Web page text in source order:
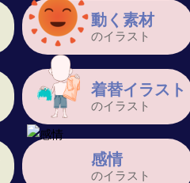
動く素材
のイラスト
着替イラスト
のイラスト
感情
のイラスト